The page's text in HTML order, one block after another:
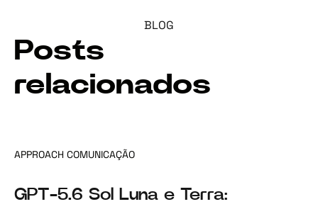
BLOG
Posts
relacionados
APPROACH COMUNICAÇÃO
GPT-5.6 Sol Luna e Terra: